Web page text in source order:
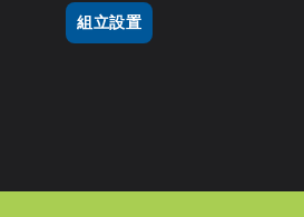
組立設置